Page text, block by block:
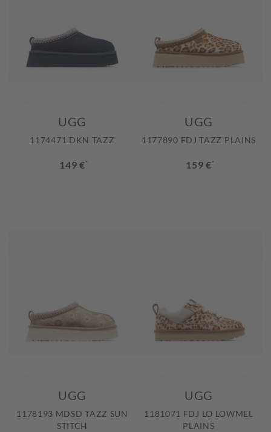
UGG
1174471 DKN TAZZ
149 €*
UGG
1177890 FDJ TAZZ PLAINS
159 €*
UGG
1178193 MDSD TAZZ SUN
STITCH
UGG
1181071 FDJ LO LOWMEL
PLAINS